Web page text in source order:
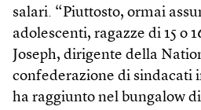
salari. “Piuttosto, ormai
adolescenti, ragazze di 15 o
Joseph, dirigente della
confederazione di sindacati
ha raggiunto nel bungalow